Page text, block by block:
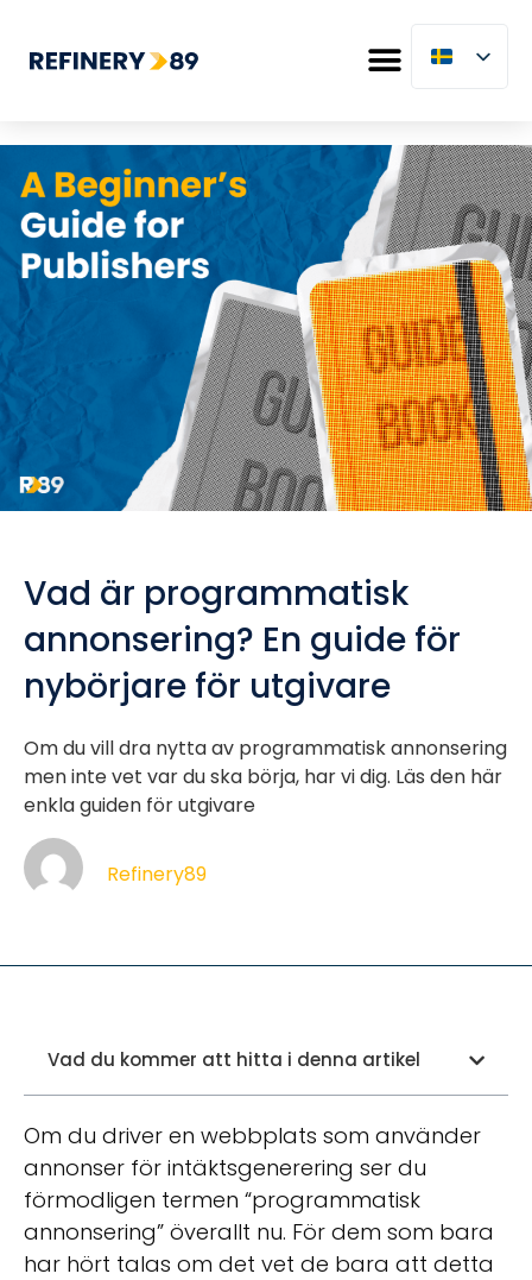
Vad är programmatisk
annonsering? En guide för
nybörjare för utgivare
Om du vill dra nytta av programmatisk annonsering
men inte vet var du ska börja, har vi dig. Läs den här
enkla guiden för utgivare
Refinery89
Vad du kommer att hitta i denna artikel
Om du driver en webbplats som använder
annonser för intäktsgenerering ser du
förmodligen termen “programmatisk
annonsering” överallt nu. För dem som bara
har hört talas om det vet de bara att detta